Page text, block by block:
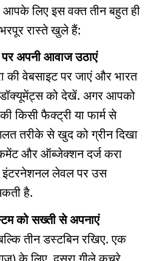
आपके लिए इस वक्त तीन बहुत ही
रास्ते खुले हैं:
पर अपनी आवाज उठाएं
वेबसाइट पर जाएं और भारत
को देखें. अगर आपको
किसी फैक्ट्री या फार्म से
तरीके से खुद को ग्रीन दिखा
और ऑब्जेक्शन दर्ज करा
लेवल पर उस
है.
को सख्ती से अपनाएं
तीन डस्टबिन रखिए. एक